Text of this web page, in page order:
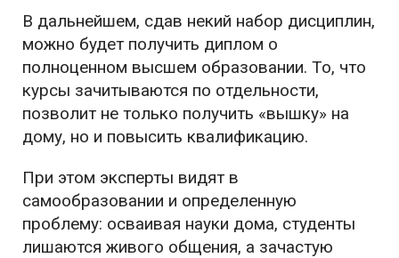
В дальнейшем, сдав некий набор дисциплин,
можно будет получить диплом о
полноценном высшем образовании. То, что
курсы зачитываются по отдельности,
позволит не только получить «вышку» на
дому, но и повысить квалификацию.
При этом эксперты видят в
самообразовании и определенную
проблему: осваивая науки дома, студенты
лишаются живого общения, а зачастую